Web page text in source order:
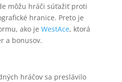
môžu hráči súťažiť proti
hranice. Preto je
ako je WestAce, ktorá
a bonusov.
hráčov sa preslávilo